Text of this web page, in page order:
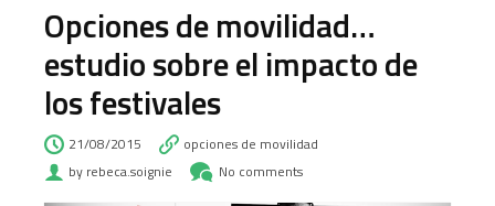
Opciones de movilidad…
estudio sobre el impacto de
los festivales
21/08/2015
opciones de movilidad
by rebeca.soignie
No comments